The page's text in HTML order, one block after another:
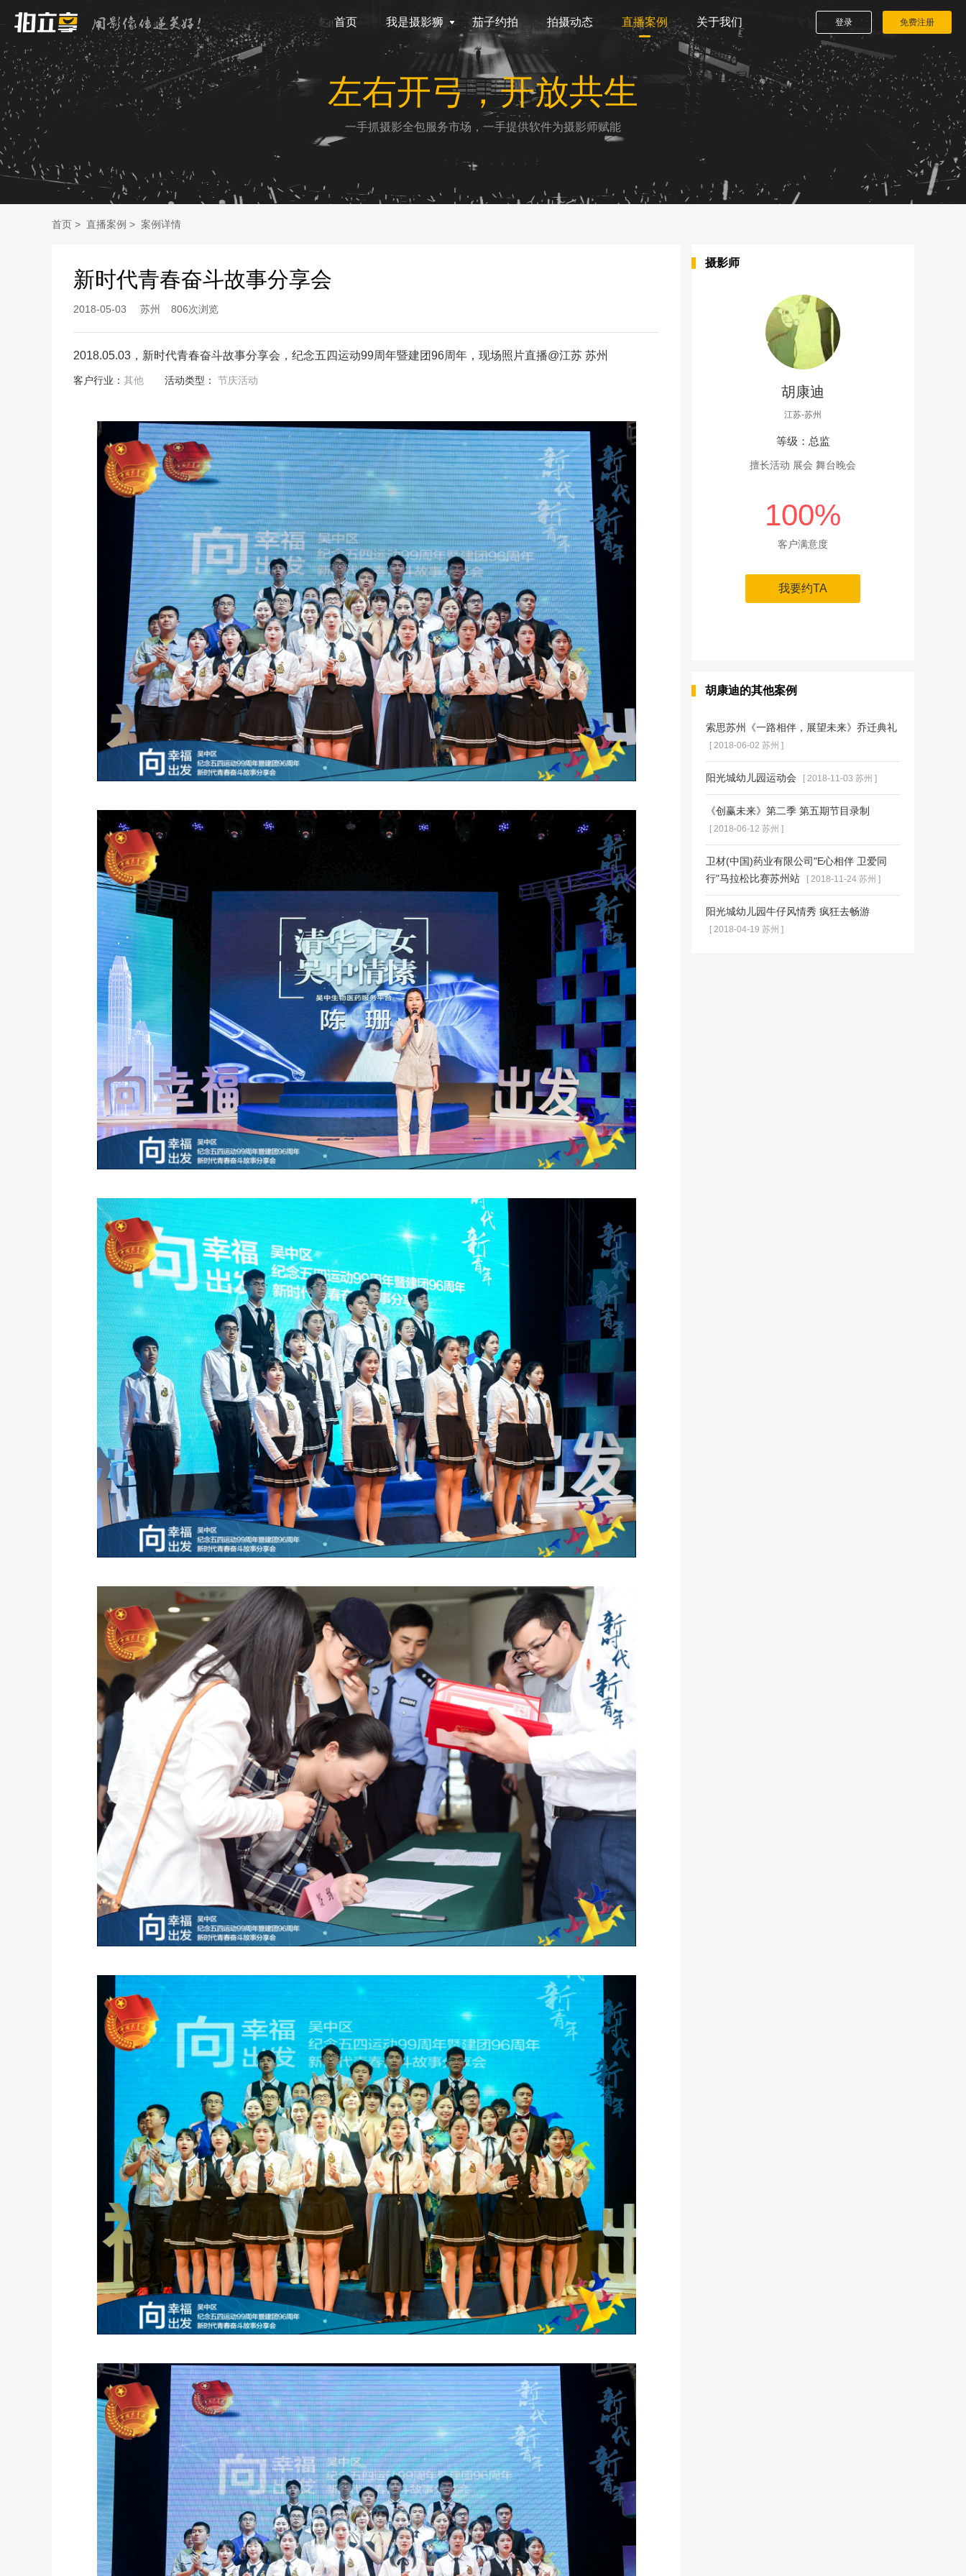
首页 我是摄影狮 茄子约拍 拍摄动态 直播案例 关于我们 登录 免费注册
左右开弓，开放共生
一手抓摄影全包服务市场，一手提供软件为摄影师赋能
首页 > 直播案例 > 案例详情
新时代青春奋斗故事分享会
2018-05-03 苏州 806次浏览
2018.05.03，新时代青春奋斗故事分享会，纪念五四运动99周年暨建团96周年，现场照片直播@江苏 苏州
客户行业： 其他 活动类型： 节庆活动
摄影师
胡康迪
江苏-苏州
等级：总监
擅长活动 展会 舞台晚会
100%
客户满意度
我要约TA
胡康迪的其他案例
索思苏州《一路相伴，展望未来》乔迁典礼
[ 2018-06-02 苏州 ]
阳光城幼儿园运动会 [ 2018-11-03 苏州 ]
《创赢未来》第二季 第五期节目录制
[ 2018-06-12 苏州 ]
卫材(中国)药业有限公司"E心相伴 卫爱同
行"马拉松比赛苏州站
[ 2018-11-24 苏州 ]
阳光城幼儿园牛仔风情秀 疯狂去畅游
[ 2018-04-19 苏州 ]